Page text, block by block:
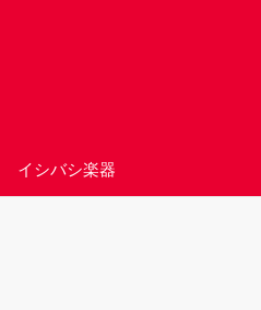
イシバシ楽器